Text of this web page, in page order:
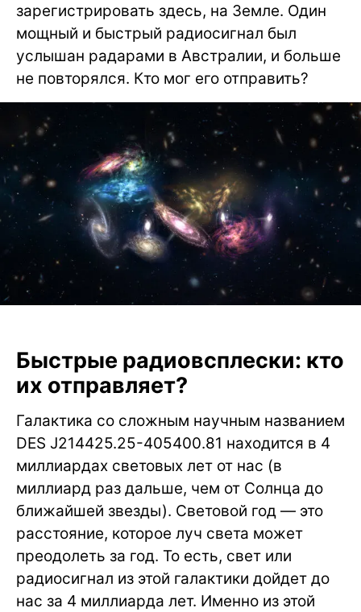
зарегистрировать здесь, на Земле. Один
мощный и быстрый радиосигнал был
услышан радарами в Австралии, и больше
не повторялся. Кто мог его отправить?
Быстрые радиовсплески: кто
их отправляет?
Галактика со сложным научным названием
DES J214425.25-405400.81 находится в 4
миллиардах световых лет от нас (в
миллиард раз дальше, чем от Солнца до
ближайшей звезды). Световой год — это
расстояние, которое луч света может
преодолеть за год. То есть, свет или
радиосигнал из этой галактики дойдет до
нас за 4 миллиарда лет. Именно из этой